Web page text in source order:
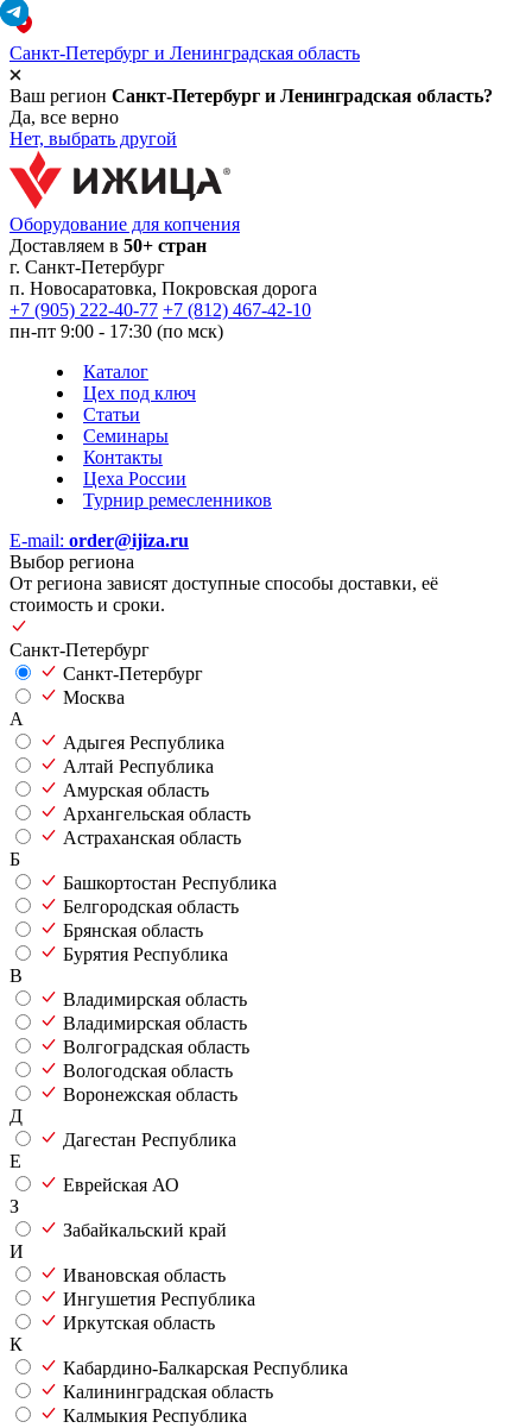
Санкт-Петербург и Ленинградская область
Ваш регион Санкт-Петербург и Ленинградская область?
Да, все верно
Нет, выбрать другой
Оборудование для копчения
Доставляем в 50+ стран
г. Санкт-Петербург
п. Новосаратовка, Покровская дорога
+7 (905) 222-40-77 +7 (812) 467-42-10
пн-пт 9:00 - 17:30 (по мск)
Каталог
Цех под ключ
Статьи
Семинары
Контакты
Цеха России
Турнир ремесленников
E-mail: order@ijiza.ru
Выбор региона
От региона зависят доступные способы доставки, её
стоимость и сроки.
Санкт-Петербург
Санкт-Петербург
Москва
А
Адыгея Республика
Алтай Республика
Амурская область
Архангельская область
Астраханская область
Б
Башкортостан Республика
Белгородская область
Брянская область
Бурятия Республика
В
Владимирская область
Владимирская область
Волгоградская область
Вологодская область
Воронежская область
Д
Дагестан Республика
Е
Еврейская АО
З
Забайкальский край
И
Ивановская область
Ингушетия Республика
Иркутская область
К
Кабардино-Балкарская Республика
Калининградская область
Калмыкия Республика